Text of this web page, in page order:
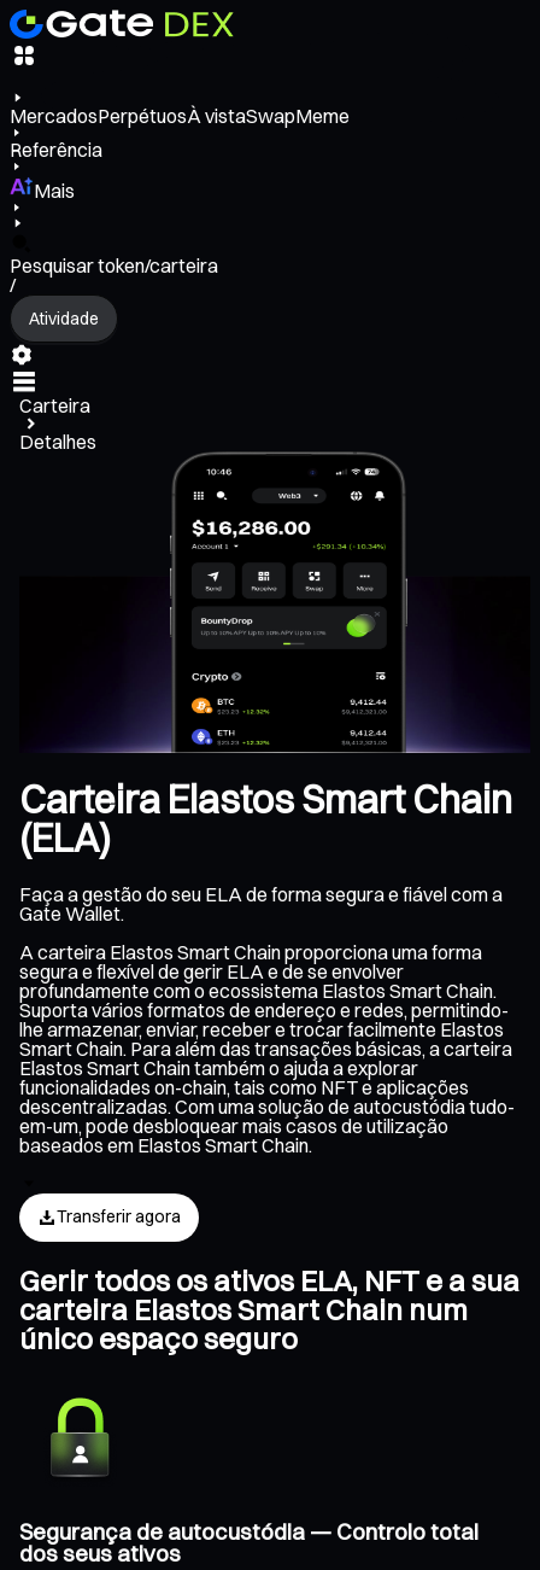
MercadosPerpétuosÀ vistaSwapMeme
Referência
Mais
Pesquisar token/carteira
/
Atividade
Carteira
Detalhes
Carteira Elastos Smart Chain
(ELA)
Faça a gestão do seu ELA de forma segura e fiável com a
Gate Wallet.
A carteira Elastos Smart Chain proporciona uma forma
segura e flexível de gerir ELA e de se envolver
profundamente com o ecossistema Elastos Smart Chain.
Suporta vários formatos de endereço e redes, permitindo-
lhe armazenar, enviar, receber e trocar facilmente Elastos
Smart Chain. Para além das transações básicas, a carteira
Elastos Smart Chain também o ajuda a explorar
funcionalidades on-chain, tais como NFT e aplicações
descentralizadas. Com uma solução de autocustódia tudo-
em-um, pode desbloquear mais casos de utilização
baseados em Elastos Smart Chain.
Transferir agora
Gerir todos os ativos ELA, NFT e a sua
carteira Elastos Smart Chain num
único espaço seguro
Segurança de autocustódia — Controlo total
dos seus ativos